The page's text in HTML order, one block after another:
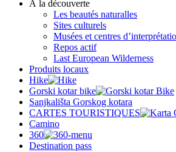
À la découverte
Les beautés naturalles
Sites culturels
Musées et centres
Repos actif
Last European Wilderness
Produits locaux
Hike
Gorski kotar bike
Sanjkališta Gorskog kotara
CARTES TOURISTIQUES
Camino
360
Destination pass